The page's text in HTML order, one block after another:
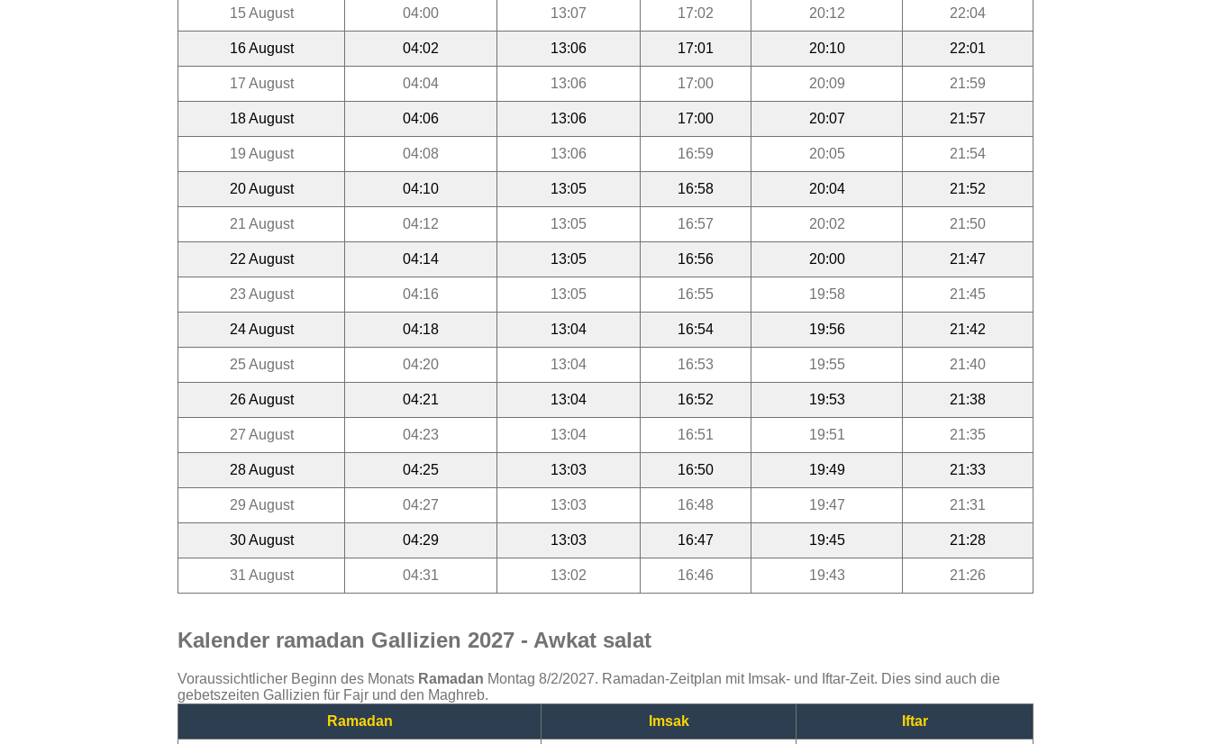
15 August 04:00 13:07 17:02 20:12 22:04
16 August 04:02 13:06 17:01 20:10 22:01
17 August 04:04 13:06 17:00 20:09 21:59
18 August 04:06 13:06 17:00 20:07 21:57
19 August 04:08 13:06 16:59 20:05 21:54
20 August 04:10 13:05 16:58 20:04 21:52
21 August 04:12 13:05 16:57 20:02 21:50
22 August 04:14 13:05 16:56 20:00 21:47
23 August 04:16 13:05 16:55 19:58 21:45
24 August 04:18 13:04 16:54 19:56 21:42
25 August 04:20 13:04 16:53 19:55 21:40
26 August 04:21 13:04 16:52 19:53 21:38
27 August 04:23 13:04 16:51 19:51 21:35
28 August 04:25 13:03 16:50 19:49 21:33
29 August 04:27 13:03 16:48 19:47 21:31
30 August 04:29 13:03 16:47 19:45 21:28
31 August 04:31 13:02 16:46 19:43 21:26
Kalender ramadan Gallizien 2027 - Awkat salat
Voraussichtlicher Beginn des Monats Ramadan Montag 8/2/2027. Ramadan-Zeitplan mit Imsak- und Iftar-Zeit. Dies sind auch die
gebetszeiten Gallizien für Fajr und den Maghreb.
Ramadan
Imsak Iftar